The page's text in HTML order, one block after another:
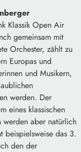
Klassik Open Air
gemeinsam mit
Orchester, zählt zu
Europas und
und Musikern,
werden. Der
eines klassischen
aber natürlich
beispielsweise das 3.
den der